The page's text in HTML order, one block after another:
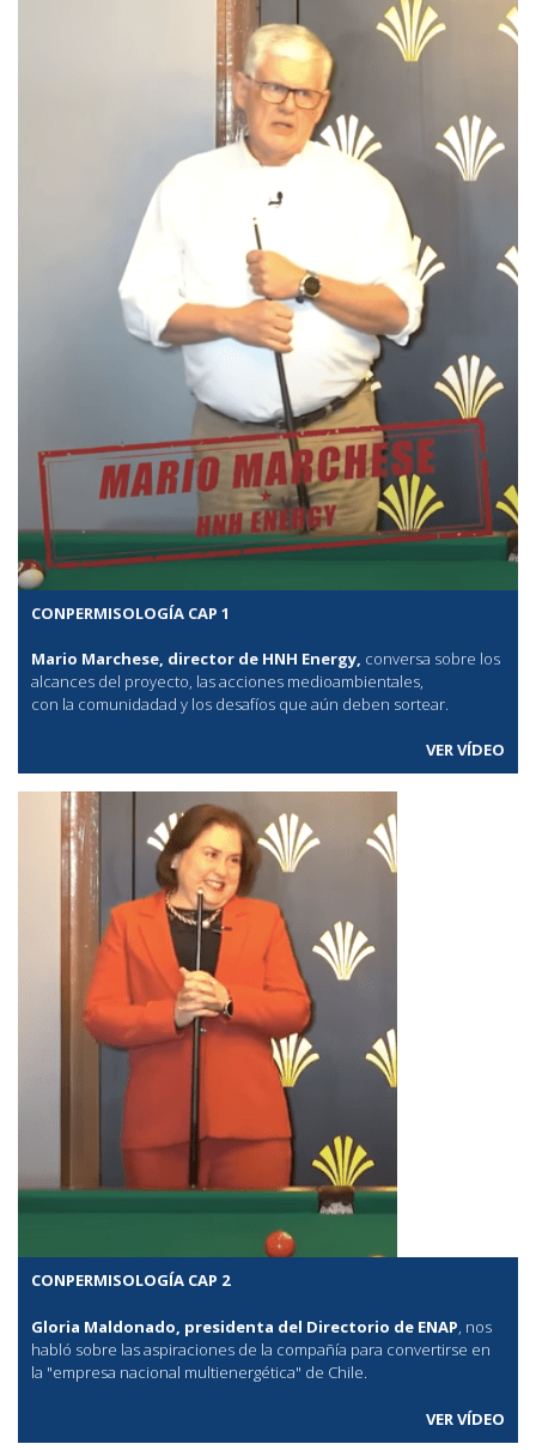
CONPERMISOLOGÍA CAP 1
Mario Marchese, director de HNH Energy, conversa sobre los
alcances del proyecto, las acciones medioambientales,
con la comunidadad y los desafíos que aún deben sortear.
VER VÍDEO
CONPERMISOLOGÍA CAP 2
Gloria Maldonado, presidenta del Directorio de ENAP, nos
habló sobre las aspiraciones de la compañía para convertirse en
la "empresa nacional multienergética" de Chile.
VER VÍDEO